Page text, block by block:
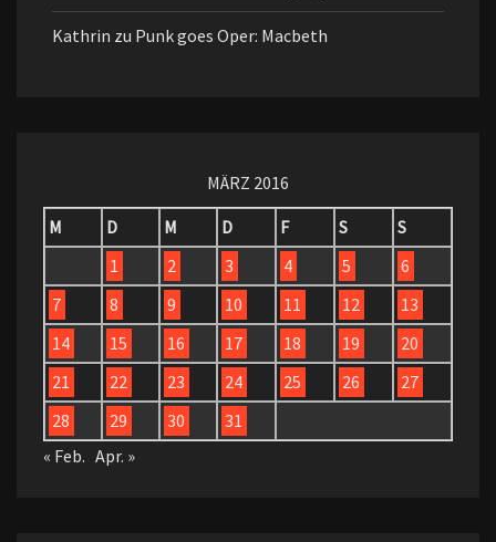
Kathrin zu Punk goes Oper: Macbeth
MÄRZ 2016
M
D M D F S
S
1
2 3 4 5
6
7
8 9 10 11 12
13
14
15 16 17 18 19
20
21
22 23 24 25 26
27
28
29 30
31
« Feb. Apr. »